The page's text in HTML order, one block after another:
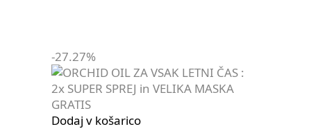
-27.27%
Dodaj v košarico